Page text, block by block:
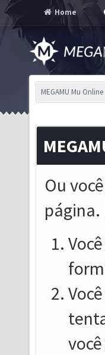
Home
MEGAMU Mu
Ou